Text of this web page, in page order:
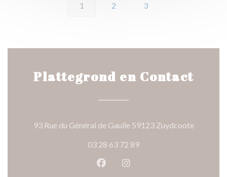
1 2 3
Plattegrond en Contact
93 Rue du Général de Gaulle 59123 Zuydcoote((opent
03 28 63 72 89
Facebook ((opent in een nieuw
Instagram ((opent in een